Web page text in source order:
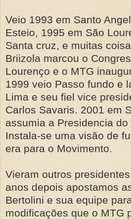
Veio 1993 em Santo
Esteio, 1995 em São
Santa cruz, e muitas
Briizola marcou o
Lourenço e o MTG
1999 veio Passo fundo e
Lima e seu fiel vice
Carlos Savaris. 2001 em
assumia a Presidencia do
Instala-se uma visão de
era para o Movimento.
Vieram outros
anos depois apostamos
Bertolini e sua equipe
modificações que o MTG